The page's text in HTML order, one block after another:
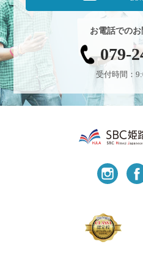
お電話での
079-
受付時間：